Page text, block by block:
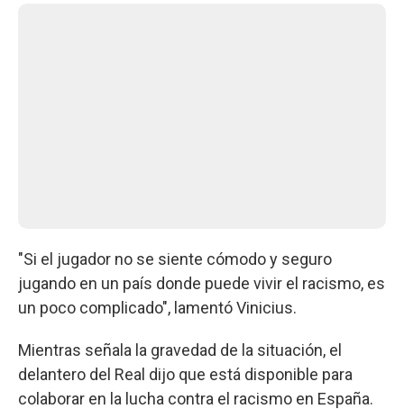
"Si el jugador no se siente cómodo y seguro
jugando en un país donde puede vivir el racismo, es
un poco complicado", lamentó Vinicius.
Mientras señala la gravedad de la situación, el
delantero del Real dijo que está disponible para
colaborar en la lucha contra el racismo en España.